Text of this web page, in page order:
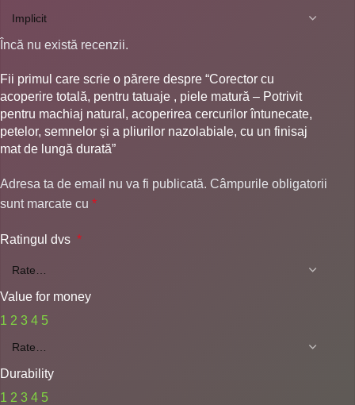
Încă nu există recenzii.
Fii primul care scrie o părere despre “Corector cu
acoperire totală, pentru tatuaje , piele matură – Potrivit
pentru machiaj natural, acoperirea cercurilor întunecate,
petelor, semnelor și a pliurilor nazolabiale, cu un finisaj
mat de lungă durată”
Adresa ta de email nu va fi publicată. Câmpurile obligatorii
sunt marcate cu*
Ratingul dvs*
Value for money
1 2 3 4 5
Durability
1 2 3 4 5